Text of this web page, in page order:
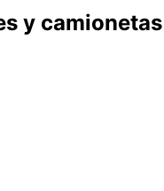
y camionetas